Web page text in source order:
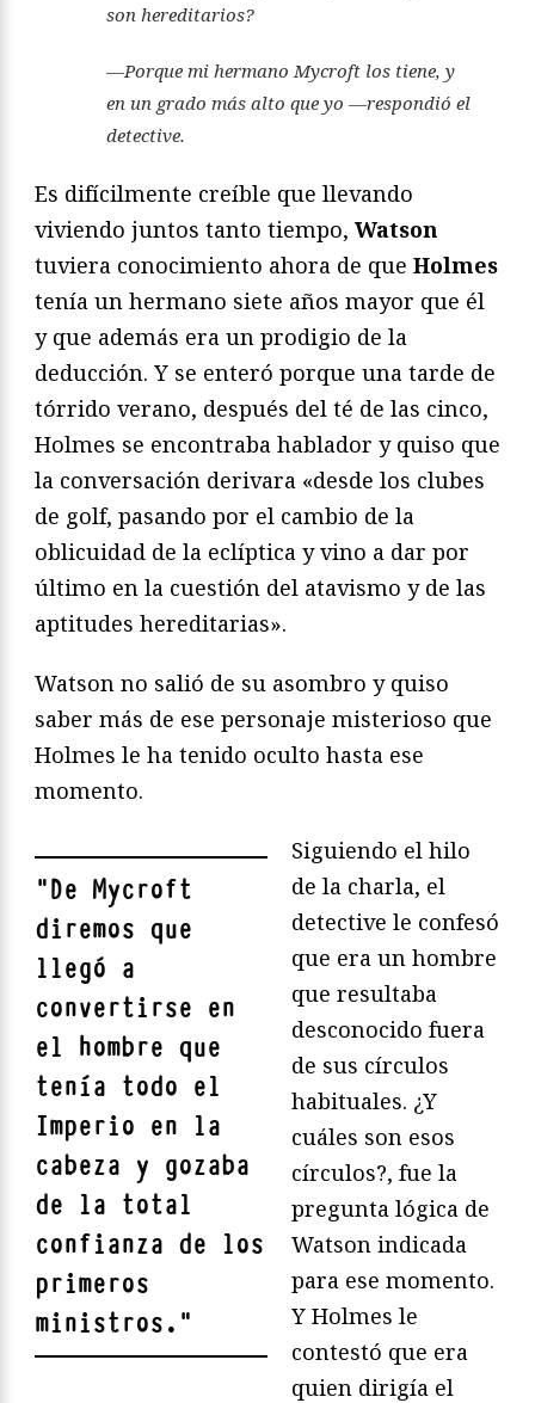
son hereditarios?
—Porque mi hermano Mycroft los tiene, y
en un grado más alto que yo —respondió el
detective.
Es difícilmente creíble que llevando
viviendo juntos tanto tiempo, Watson
tuviera conocimiento ahora de que Holmes
tenía un hermano siete años mayor que él
y que además era un prodigio de la
deducción. Y se enteró porque una tarde de
tórrido verano, después del té de las cinco,
Holmes se encontraba hablador y quiso que
la conversación derivara «desde los clubes
de golf, pasando por el cambio de la
oblicuidad de la eclíptica y vino a dar por
último en la cuestión del atavismo y de las
aptitudes hereditarias».
Watson no salió de su asombro y quiso
saber más de ese personaje misterioso que
Holmes le ha tenido oculto hasta ese
momento.
"De Mycroft
diremos que
llegó a
convertirse en
el hombre que
tenía todo el
Imperio en la
cabeza y gozaba
de la total
confianza de los
primeros
ministros. "
Siguiendo el hilo
de la charla, el
detective le confesó
que era un hombre
que resultaba
desconocido fuera
de sus círculos
habituales. ¿Y
cuáles son esos
círculos?, fue la
pregunta lógica de
Watson indicada
para ese momento.
Y Holmes le
contestó que era
quien dirigía el